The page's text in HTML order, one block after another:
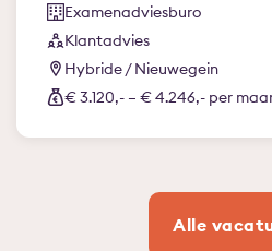
Examenadviesburo
Klantadvies
Hybride / Nieuwegein
€ 3.120,- – € 4.246,- per
Alle